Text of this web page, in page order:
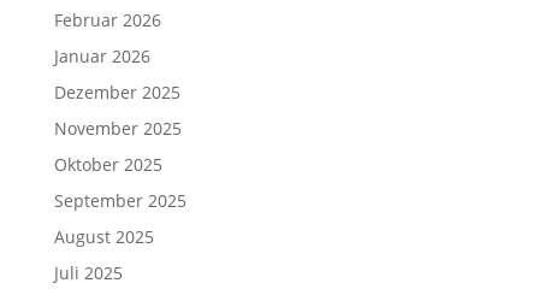
Februar 2026
Januar 2026
Dezember 2025
November 2025
Oktober 2025
September 2025
August 2025
Juli 2025